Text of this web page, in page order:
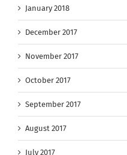
January 2018
December 2017
November 2017
October 2017
September 2017
August 2017
July 2017